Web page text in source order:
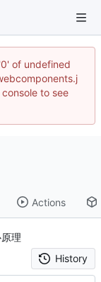
of undefined
to see
Actions
理
History